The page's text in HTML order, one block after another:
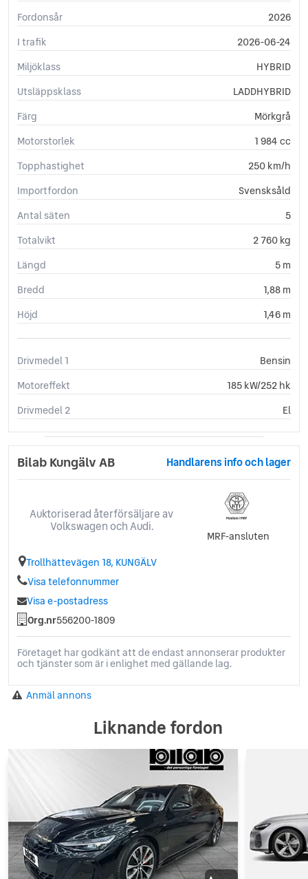
Fordonsår
2026
I trafik
2026-06-24
Miljöklass
HYBRID
Utsläppsklass
LADDHYBRID
Färg
Mörkgrå
Motorstorlek
1 984 cc
Topphastighet
250 km/h
Importfordon
Svensksåld
Antal säten
5
Totalvikt
2 760 kg
Längd
5 m
Bredd
1,88 m
Höjd
1,46 m
Drivmedel 1
Bensin
Motoreffekt
185 kW/252 hk
Drivmedel 2
El
Bilab Kungälv AB Handlarens info och lager
Auktoriserad återförsäljare av
Volkswagen och Audi.
MRF-ansluten
Trollhättevägen 18, KUNGÄLV
Visa telefonnummer
Visa e-postadress
Org.nr556200-1809
Företaget har godkänt att de endast annonserar produkter
och tjänster som är i enlighet med gällande lag.
Anmäl annons
Liknande fordon